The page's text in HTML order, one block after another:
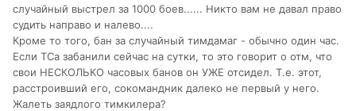
случайный выстрел за 1000 боев...... Никто вам не давал право
судить направо и налево....
Кроме то того, бан за случайный тимдамаг - обычно один час.
Если ТСа забанили сейчас на сутки, то это говорит о отм, что
свои НЕСКОЛЬКО часовых банов он УЖЕ отсидел. Т.е. этот,
расстроивший его, сокомандник далеко не первый у него.
Жалеть заядлого тимкилера?